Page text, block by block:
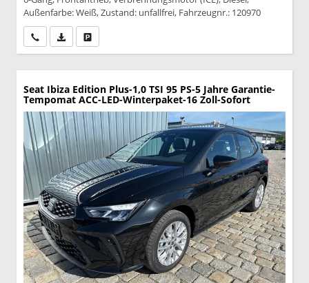
Außenfarbe: Weiß, Zustand: unfallfrei, Fahrzeugnr.: 120970
Wir rufen Sie anPDF-Datei, Fahrzeugexposé drucken
Seat Ibiza Edition Plus-1,0 TSI 95 PS-5 Jahre Garantie-
Tempomat ACC-LED-Winterpaket-16 Zoll-Sofort